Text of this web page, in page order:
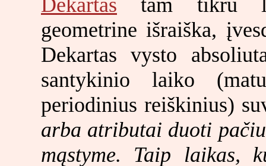
geometrine išraiška,
Dekartas vysto
santykinio laiko
periodinius reiškinius)
arba atributai duoti
mąstyme. Taip laikas,